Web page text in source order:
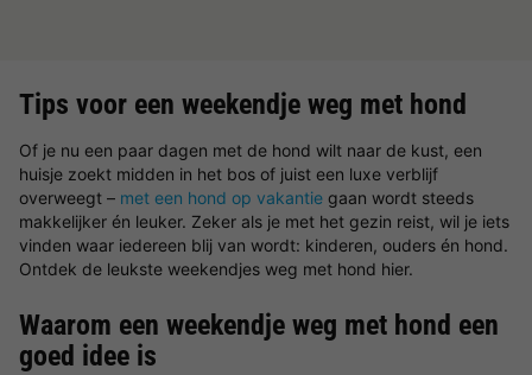
Tips voor een weekendje weg met hond
Of je nu een paar dagen met de hond wilt naar de kust, een
huisje zoekt midden in het bos of juist een luxe verblijf
overweegt – met een hond op vakantie gaan wordt steeds
makkelijker én leuker. Zeker als je met het gezin reist, wil je iets
vinden waar iedereen blij van wordt: kinderen, ouders én hond.
Ontdek de leukste weekendjes weg met hond hier.
Waarom een weekendje weg met hond een
goed idee is